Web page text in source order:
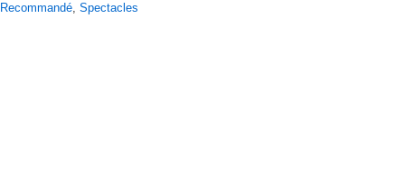
Recommandé, Spectacles